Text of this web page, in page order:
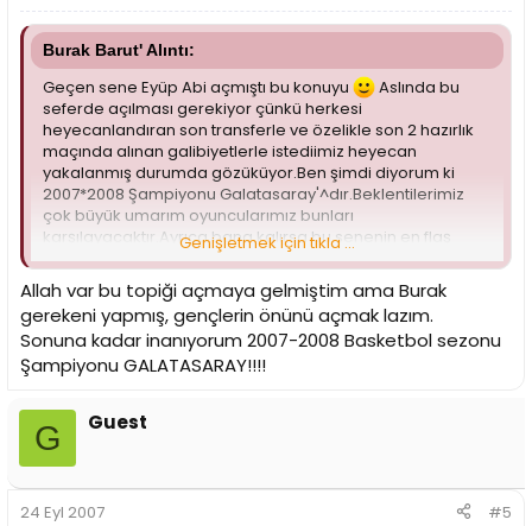
Burak Barut' Alıntı:
Geçen sene Eyüp Abi açmıştı bu konuyu
Aslında bu
seferde açılması gerekiyor çünkü herkesi
heyecanlandıran son transferle ve özelikle son 2 hazırlık
maçında alınan galibiyetlerle istediimiz heyecan
yakalanmış durumda gözüküyor.Ben şimdi diyorum ki
2007*2008 Şampiyonu Galatasaray'^dır.Beklentilerimiz
çok büyük umarım oyuncularımız bunları
karşılayacaktır.Ayrıca bana kalırsa bu senenin en flaş
transferlerini Efes ve Biz yaptık.Allah Yüzümüzü Gülderecek
18 yıllık çile bu sene bitecek diyorum ben.
Eyüp Abi normalde sen açarsın bu konuyu ama kusuruma
bakma heyecanıma yenik düştüm
Genişletmek için tıkla ...
Allah var bu topiği açmaya gelmiştim ama Burak
gerekeni yapmış, gençlerin önünü açmak lazım.
Sonuna kadar inanıyorum 2007-2008 Basketbol sezonu
Şampiyonu GALATASARAY!!!!
G Guest
24 Eyl 2007 #5